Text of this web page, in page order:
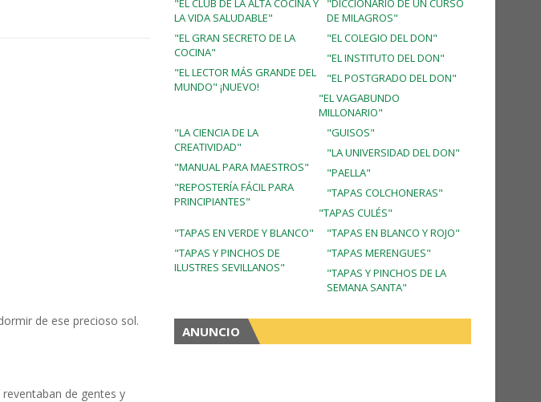
de ese precioso sol.
de gentes y
"DICCIONARIO DE UN CURSO
DE MILAGROS"
"EL CLUB DE LA ALTA COCINA Y
LA VIDA SALUDABLE"
"EL COLEGIO DEL DON"
"EL GRAN SECRETO DE LA
COCINA"
"EL INSTITUTO DEL DON"
"EL LECTOR MÁS GRANDE DEL
MUNDO" ¡NUEVO!
"EL POSTGRADO DEL DON"
"EL VAGABUNDO
MILLONARIO"
"GUISOS"
"LA CIENCIA DE LA
CREATIVIDAD"
"LA UNIVERSIDAD DEL DON"
"MANUAL PARA MAESTROS"
"PAELLA"
"REPOSTERÍA FÁCIL PARA
PRINCIPIANTES"
"TAPAS COLCHONERAS"
"TAPAS CULÉS"
"TAPAS EN BLANCO Y ROJO"
"TAPAS EN VERDE Y BLANCO"
"TAPAS MERENGUES"
"TAPAS Y PINCHOS DE
ILUSTRES SEVILLANOS"
"TAPAS Y PINCHOS DE LA
SEMANA SANTA"
ANUNCIO